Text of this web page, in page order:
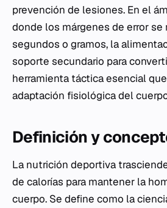
prevención de lesiones. En el
donde los márgenes de error se
segundos o gramos, la
soporte secundario para
herramienta táctica esencial
adaptación fisiológica del
Definición y
La nutrición deportiva
de calorías para mantener la
cuerpo. Se define como la